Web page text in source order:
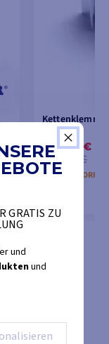
292,44 €
307,33 €
NICHT
GRATIS ZU
und
und